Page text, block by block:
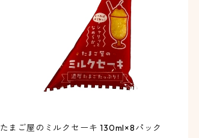
たまご屋のミルクセーキ 130ml×8パック